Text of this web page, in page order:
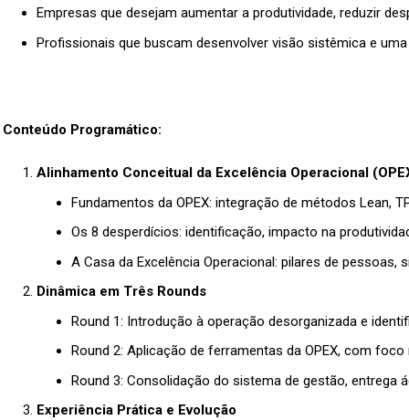
Empresas que desejam aumentar a produtividade, reduzir
Profissionais que buscam desenvolver visão sistêmica e
Conteúdo Programático:
Alinhamento Conceitual da Excelência Operacional
Fundamentos da OPEX: integração de métodos Lean,
Os 8 desperdícios: identificação, impacto na
A Casa da Excelência Operacional: pilares de
Dinâmica em Três Rounds
Round 1: Introdução à operação desorganizada e
Round 2: Aplicação de ferramentas da OPEX, com
Round 3: Consolidação do sistema de gestão, entrega
Experiência Prática e Evolução